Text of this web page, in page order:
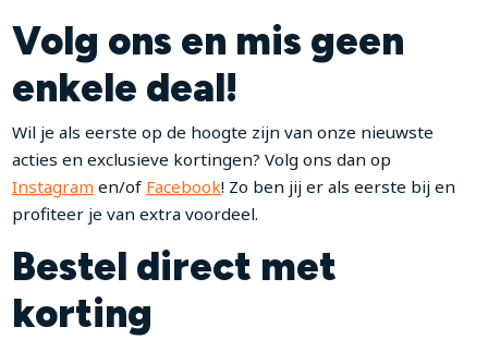
Volg ons en mis geen
enkele deal!
Wil je als eerste op de hoogte zijn van onze nieuwste
acties en exclusieve kortingen? Volg ons dan op
Instagram en/of Facebook! Zo ben jij er als eerste bij en
profiteer je van extra voordeel.
Bestel direct met
korting